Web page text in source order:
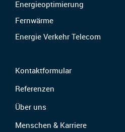
Energieoptimierung
Fernwärme
Energie Verkehr Telecom
Kontaktformular
Referenzen
Über uns
Menschen & Karriere